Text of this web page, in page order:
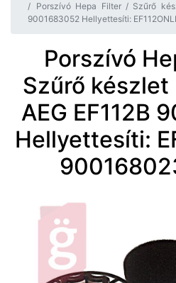
Porszívó Hepa Filter / Szűrő
9001683052 Hellyettesíti:
Porszívó
Szűrő
AEG EF112B
Hellyettesíti: